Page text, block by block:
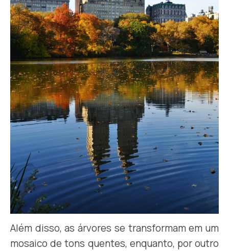
Além disso, as árvores se transformam em um
mosaico de tons quentes, enquanto, por outro